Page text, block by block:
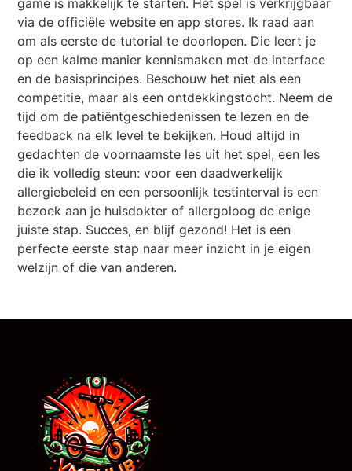
via de officiële website en app stores. Ik raad aan
om als eerste de tutorial te doorlopen. Die leert je
op een kalme manier kennismaken met de interface
en de basisprincipes. Beschouw het niet als een
competitie, maar als een ontdekkingstocht. Neem de
tijd om de patiëntgeschiedenissen te lezen en de
feedback na elk level te bekijken. Houd altijd in
gedachten de voornaamste les uit het spel, een les
die ik volledig steun: voor een daadwerkelijk
allergiebeleid en een persoonlijk testinterval is een
bezoek aan je huisdokter of allergoloog de enige
juiste stap. Succes, en blijf gezond! Het is een
perfecte eerste stap naar meer inzicht in je eigen
welzijn of die van anderen.